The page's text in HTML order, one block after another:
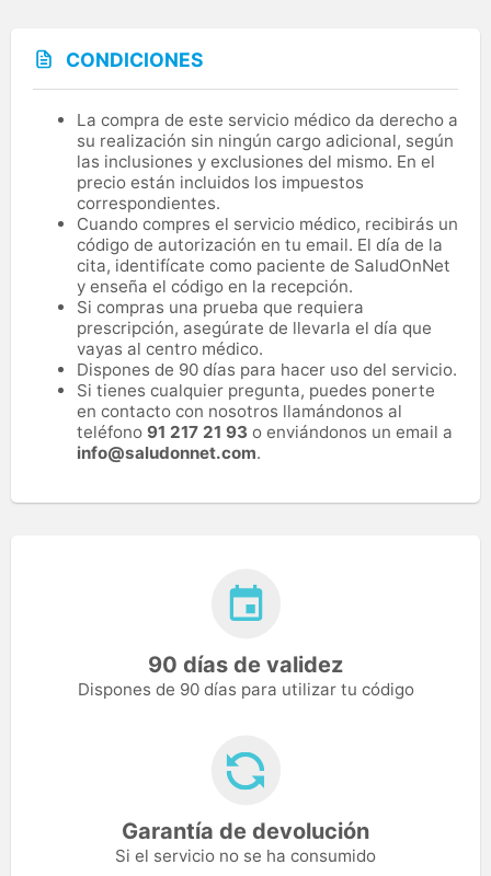
CONDICIONES
La compra de este servicio médico da derecho a
su realización sin ningún cargo adicional, según
las inclusiones y exclusiones del mismo. En el
precio están incluidos los impuestos
correspondientes.
Cuando compres el servicio médico, recibirás un
código de autorización en tu email. El día de la
cita, identifícate como paciente de SaludOnNet
y enseña el código en la recepción.
Si compras una prueba que requiera
prescripción, asegúrate de llevarla el día que
vayas al centro médico.
Dispones de 90 días para hacer uso del servicio.
Si tienes cualquier pregunta, puedes ponerte
en contacto con nosotros llamándonos al
teléfono 91 217 21 93 o enviándonos un email a
info@saludonnet.com.
90 días de validez
Dispones de 90 días para utilizar tu código
Garantía de devolución
Si el servicio no se ha consumido